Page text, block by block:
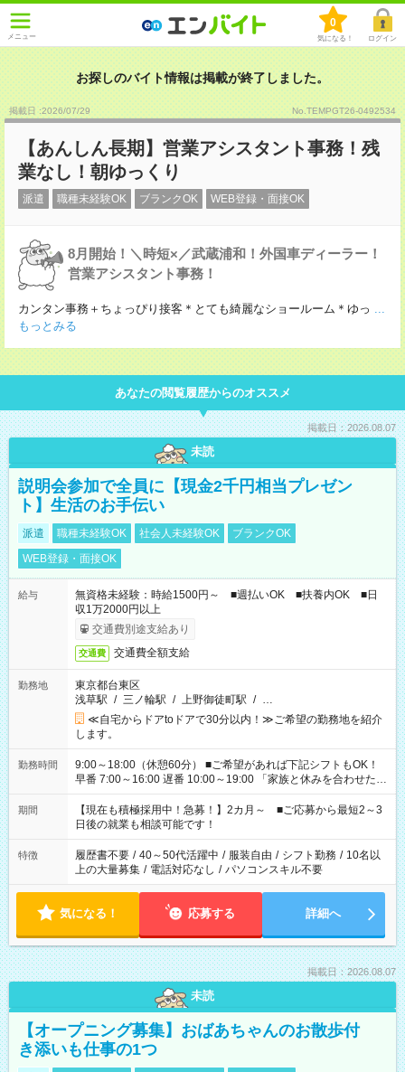
メニュー
0
気になる！ ログイン
お探しのバイト情報は掲載が終了しました。
掲載日 :2026/07/29 No.TEMPGT26-0492534
【あんしん長期】営業アシスタント事務！残
業なし！朝ゆっくり
派遣 職種未経験OK ブランクOK WEB登録・面接OK
8月開始！＼時短×／武蔵浦和！外国車ディーラー！
営業アシスタント事務！
カンタン事務＋ちょっぴり接客＊とても綺麗なショールーム＊ゆっ ...
もっとみる
あなたの閲覧履歴からのオススメ
掲載日：2026.08.07
未読
説明会参加で全員に【現金2千円相当プレゼン
ト】生活のお手伝い
派遣 職種未経験OK 社会人未経験OK
ブランクOK
WEB登録・面接OK
給与
無資格未経験：時給1500円～ ■週払いOK ■扶養内OK ■日
収1万2000円以上
交通費別途支給あり
交通費 交通費全額支給
勤務地
東京都台東区
浅草駅 / 三ノ輪駅 / 上野御徒町駅 / …
≪自宅からドアtoドアで30分以内！≫ご希望の勤務地を紹介
します。
勤務時間
9:00～18:00（休憩60分） ■ご希望があれば下記シフトもOK！
早番 7:00～16:00 遅番 10:00～19:00 「家族と休みを合わせた
い」 「余裕を持って夕飯の準備がしたい」 「できれば残業はし
たくない」 など、ご希望を教えてくださいね。 ※Wワーク希望
の方へ 今ご覧のお仕事で希望する勤務時間と、もう1つのお仕事
の勤務時間。 合計で週40時間を超える場合は応募できません。
期間
【現在も積極採用中！急募！】2カ月～ ■ご応募から最短2～3
日後の就業も相談可能です！
特徴 履歴書不要 / 40～50代活躍中 / 服装自由 / シフト勤務 / 10名以
上の大量募集 / 電話対応なし / パソコンスキル不要
気になる！ 応募する 詳細へ
掲載日：2026.08.07
未読
【オープニング募集】おばあちゃんのお散歩付
き添いも仕事の1つ